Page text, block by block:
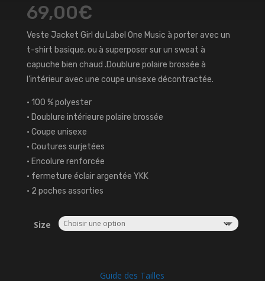
69,00€
Veste Jacket Girl du Label One Music à porter avec un
t-shirt basique, ou à superposer sur un sweat à
capuche bien chaud .Doublure polaire brossée à
l’intérieur avec une coupe unisexe décontractée.
• 100 % polyester
• Doublure intérieure polaire brossée
• Coupe unisexe
• Coutures surjetées
• Encolure renforcée
• fermeture éclair argentée YKK
• 2 poches assorties
Size
Guide des Tailles